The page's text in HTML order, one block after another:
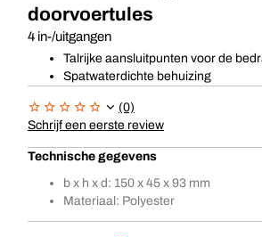
doorvoertules
4 in-/uitgangen
Talrijke aansluitpunten voor de
Spatwaterdichte behuizing
(0)
Schrijf een eerste review
Technische gegevens
b x h x d: 150 x 45 x 93 mm
Materiaal: Polyester